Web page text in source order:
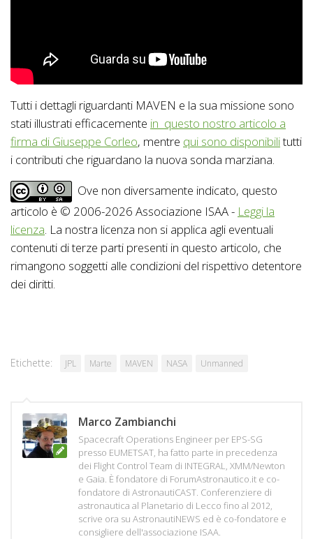
Tutti i dettagli riguardanti MAVEN e la sua missione sono
stati illustrati efficacemente in questo nostro articolo a
firma di Giuseppe Corleo, mentre qui sono disponibilitutti
i contributi che riguardano la nuova sonda marziana.
Ove non diversamente indicato, questo
articolo è © 2006-2026 Associazione ISAA - Leggi la
licenza. La nostra licenza non si applica agli eventuali
contenuti di terze parti presenti in questo articolo, che
rimangono soggetti alle condizioni del rispettivo detentore
dei diritti.
Etichette: JPL Marte MAVEN NASA Unmanned
Marco Zambianchi
Spacecraft Operations Engineer per EPS-SG
presso EUMETSAT, ha fatto parte in precedenza
dei Flight Control Team di INTEGRAL, XMM/Newton
e Gaia. È fondatore di ForumAstronautico.it e co-
fondatore di AstronautiCAST. Conferenziere di
astronautica al Planetario di Lecco fino al 2012,
scrive ora su AstronautiNEWS ed è co-fondatore e
consigliere dell'associazione ISAA.